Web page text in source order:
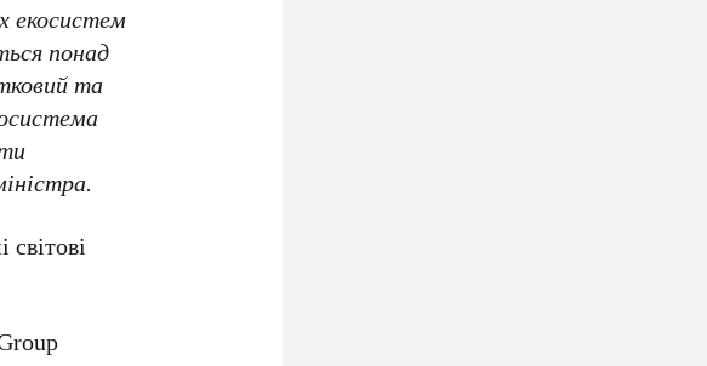
екосистем
понад
та